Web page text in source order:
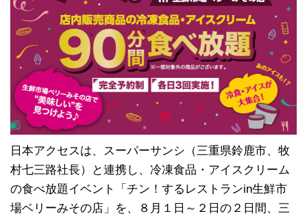
日本アクセスは、スーパーサンシ（三重県鈴鹿市、牧
村七三路社長）と連携し、冷凍食品・アイスクリーム
の食べ放題イベント「チン！するレストランin生鮮市
場ベリーみその店」を、８月１日～２日の２日間、三